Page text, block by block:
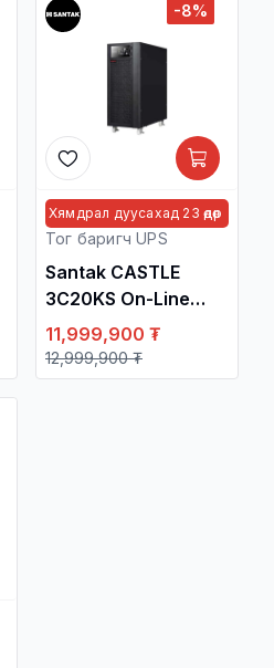
-8%
Хямдрал дуусахад 23 өдөр
Тог баригч UPS
Santak CASTLE
3C20KS On-Line
20KVA/18KW Tower
3-phase UPS /No
battery/ / Тог Баригч
11,999,900 ₮
12,999,900 ₮